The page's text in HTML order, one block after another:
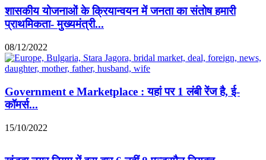
शासकीय योजनाओं के क्रियान्वयन में जनता का संतोष हमारी
प्राथमिकता- मुख्यमंत्री...
08/12/2022
Government e Marketplace : यहां पर 1 लंबी रेंज है, ई-
कॉमर्स...
15/10/2022